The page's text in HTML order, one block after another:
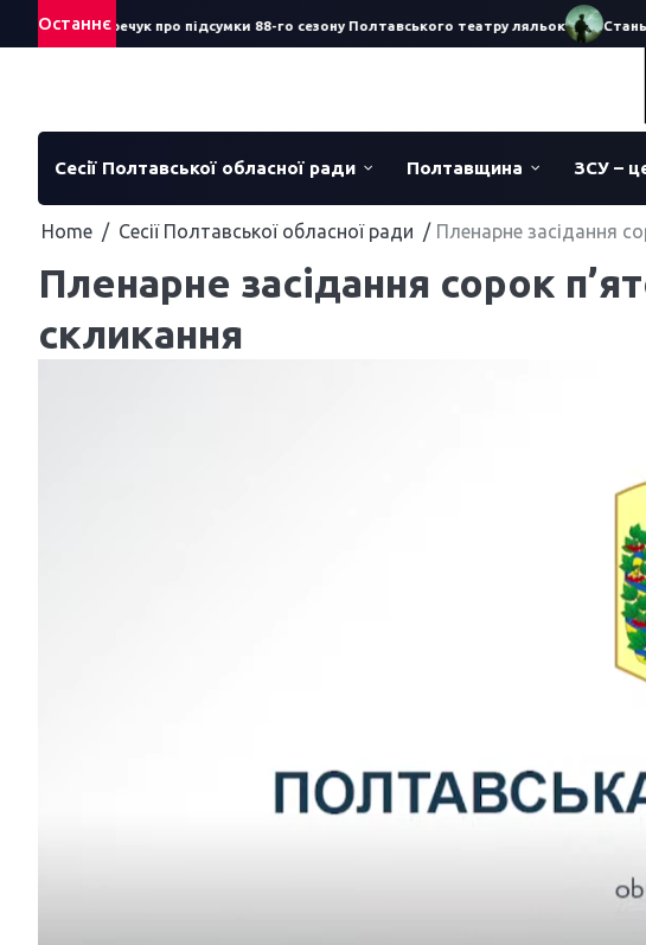
Останнє
Сергій Смеречук про підсумки 88-го сезону Полтавського театру ляльок Стань
Сесії Полтавської обласної ради Полтавщина ЗСУ –
Home Сесії Полтавської обласної ради Пленарне засідання
Пленарне засідання сорок
скликання